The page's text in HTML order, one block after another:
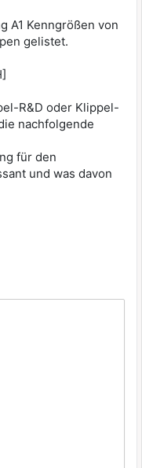
A1 Kenngrößen von
gelistet.
R&D oder Klippel-
nachfolgende
für den
und was davon